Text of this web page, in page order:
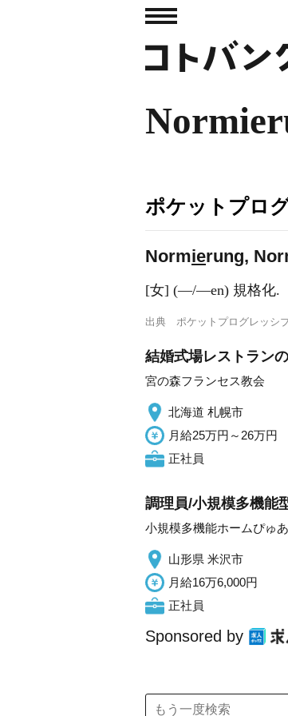
ポケットプロ
Normierung, No
[女] (―/―en) 規格化.
出典 ポケットプログレッシ
結婚式場レストラン
宮の森フランセス教会
北海道 札幌市
月給25万円～26万円
正社員
調理員/小規模多機能
小規模多機能ホームぴゅ
山形県 米沢市
月給16万6,000円
正社員
Sponsored by